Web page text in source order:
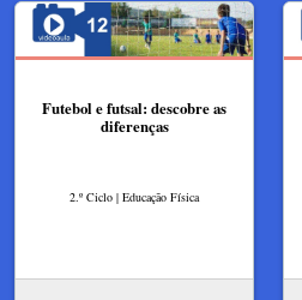
Futebol e futsal: descobre as
diferenças
2.º Ciclo | Educação Física